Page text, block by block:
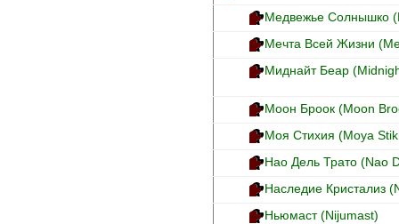
Медвежье Солнышко
Мечта Всей Жизни
Миднайт Беар
Моон Броок (Moon
Моя Стихия (Moya
Нао Дель Трато (Nao
Наследие Кристализ
Ньюмаст (Nijumast)